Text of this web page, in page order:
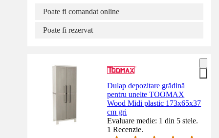
Poate fi comandat online
Poate fi rezervat
Dulap depozitare grădină
pentru unelte TOOMAX
Wood Midi plastic 173x65x37
cm gri
Evaluare medie: 1 din 5 stele.
1 Recenzie.